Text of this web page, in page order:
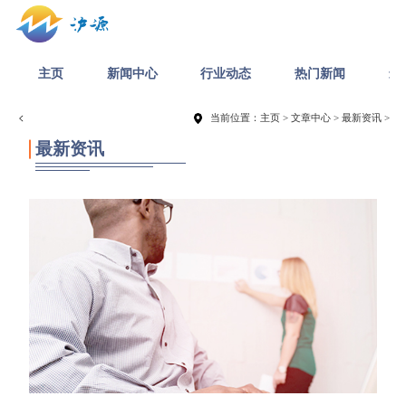
主页 新闻中心 行业动态 热门新闻 最
当前位置：主页 >文章中心 >最新资讯 >
最新资讯